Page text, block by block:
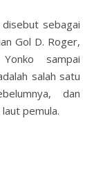
sebagai
Gol D. Roger,
sampai
salah satu
dan
pemula.